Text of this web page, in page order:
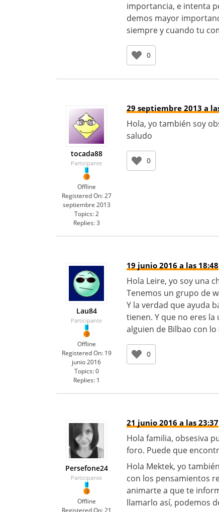
importancia, e intenta
demos mayor
siempre y cuando tu
0
tocada88
Participante
Offline
Registered On: 27
septiembre 2013
Topics: 2
Replies: 3
29 septiembre 2013 a
Hola, yo también soy
saludo
0
Lau84
Participante
Offline
Registered On: 19
junio 2016
Topics: 0
Replies: 1
19 junio 2016 a las 18:48
Hola Leire, yo soy una
Tenemos un grupo de
Y la verdad que ayuda
tienen. Y que no eres
alguien de Bilbao con lo
0
Persefone24
Participante
Offline
Registered On: 21
21 junio 2016 a las 23:37
Hola familia, obsesiva
foro. Puede que
Hola Mektek, yo
con los pensamientos
animarte a que te
llamarlo así, podemos